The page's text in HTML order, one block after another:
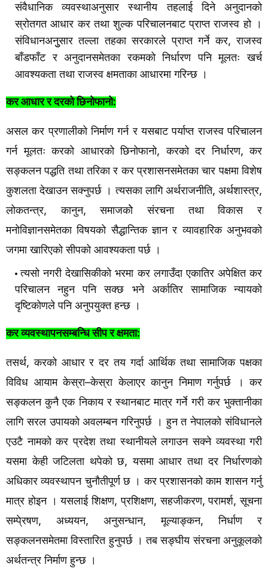
संवैधानिक व्यवस्थाअनुसार स्थानीय तहलाई दिने
अनुदानको
स्रोतगत आधार कर तथा शुल्क परिचालनबाट प्राप्त राजस्व हो
।
संविधानअनुुसार तल्ला तहका सरकारले प्राप्त गर्ने कर,राजस्व
बाँडफाँट र अनुदानसमेतका रकमको निर्धारण पनि मूलतः
खर्च
आवश्यकता तथा राजस्व क्षमताका आधारमा गरिन्छ ।
कर आधार र दरको छिनोफानो:
असल कर प्रणालीको निर्माण गर्न र यसबाट पर्याप्त राजस्व परिचालन
गर्न मूलतः करको आधारको छिनोफानो,करको दर निर्धारण,कर
सङ्कलन पद्धति तथा तरिका र कर प्रशासनसमेतका चार पक्षमा विशेष
कुशलता देखाउन सक्नुपर्छ । त्यसका लागि अर्थराजनीति,अर्थशास्त्र,
लोकतन्त्र,कानुन,समाजकोे संरचना तथा विकास
र
मनोविज्ञानसमेतका विषयको सैद्धान्तिक ज्ञान र व्यावहारिक अनुभवको
जगमा खारिएको सीपको आवश्यकता पर्छ ।
त्यसो नगरी देखासिकीको भरमा कर लगाउँदा एकातिर अपेक्षित कर
परिचालन
नहुन पनि सक्छ भने अर्कातिर सामाजिक
न्यायको
दृष्टिकोणले पनि अनुपयुक्त हन्छ ।
कर व्यवस्थापनसम्बन्धि सीप र क्षमता:
तसर्थ,करको आधार र दर तय गर्दा आर्थिक तथा सामाजिक पक्षका
विविध आयाम केस्रा–केस्रा केलाएर कानुन निमाण गर्नुपर्छ । कर
सङ्कलन कुनै एक निकाय र स्थानबाट मात्र गर्ने गरी कर भुक्तानीका
लागि सरल उपायको अवलम्बन गरिनुपर्छ । हुन त नेपालको संविधानले
एउटै नामको कर प्रदेश तथा स्थानीयले लगाउन सक्ने व्यवस्था गरी
यसमा केही जटिलता थपेको छ,यसमा आधार तथा दर निर्धारणको
अधिकार व्यवस्थापन चुनौतीपूर्ण छ । कर प्रशासनको काम शासन गर्नु
मात्र होइन । यसलाई शिक्षण,प्रशिक्षण,सहजीकरण,परामर्श,सूचना
सम्पे्रषण, अध्ययन, अनुसन्धान,मूल्याङ्कन,निर्धाण
र
सङ्कलनसमेतमा विस्तारित हुनुपर्छ । तब सङ्घीय संरचना अनुकूलको
अर्थतन्त्र निर्माण हुन्छ ।